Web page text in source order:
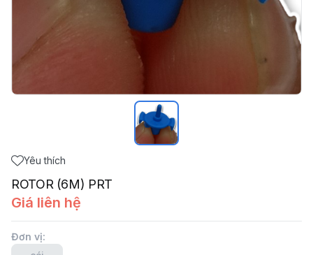
Yêu thích
ROTOR (6M) PRT
Giá liên hệ
Đơn vị: